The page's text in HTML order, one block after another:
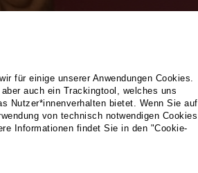
für einige unserer Anwendungen Cookies.
auch ein Trackingtool, welches uns
Nutzer*innenverhalten bietet. Wenn Sie auf
von technisch notwendigen Cookies
Informationen findet Sie in den "Cookie-